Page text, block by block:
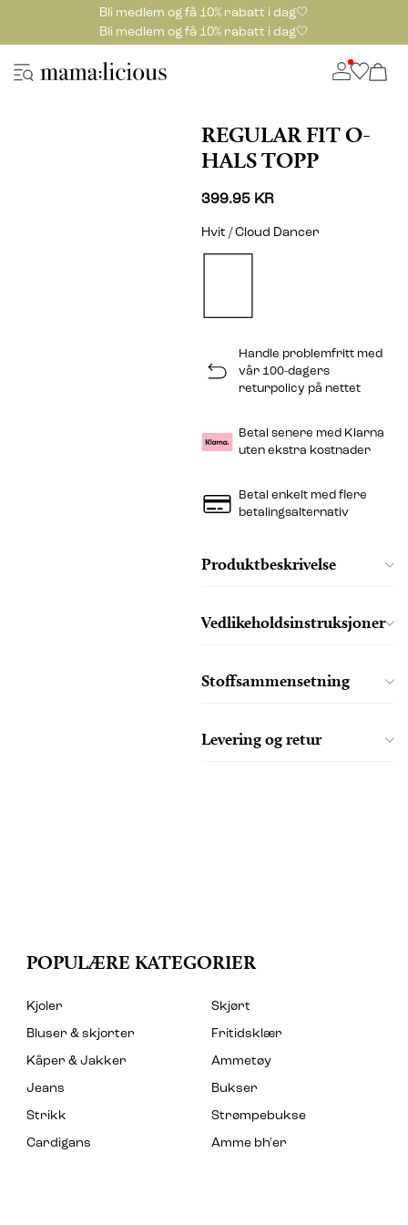
Bli medlem og få 10% rabatt i dag🤍
Bli medlem og få 10% rabatt i dag🤍
REGULAR FIT O-
HALS TOPP
399.95 KR
Hvit / Cloud Dancer
Handle problemfritt med
vår 100-dagers
returpolicy på nettet
Betal senere med Klarna
uten ekstra kostnader
Betal enkelt med flere
betalingsalternativ
Produktbeskrivelse
Vedlikeholdsinstruksjoner
Stoffsammensetning
Levering og retur
POPULÆRE KATEGORIER
Kjoler
Skjørt
Bluser & skjorter
Fritidsklær
Kåper & Jakker
Ammetøy
Jeans
Bukser
Strikk
Strømpebukse
Cardigans
Amme bh'er